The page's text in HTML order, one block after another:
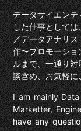
データサイエン
した仕事として
／データアナリ
作〜プロモーシ
ルまで、一通り
談含め、お気軽に
I am mainly
Marketter,
have any